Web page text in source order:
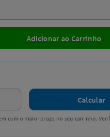
Adicionar ao Carrinho
Calcular
com o maior prazo no seu carrinho.